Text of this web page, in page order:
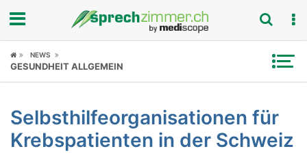
Fokus
Symptome
Untersuchungen
NEWS
GESUNDHEIT ALLGEMEIN
Selbsthilfeorganisationen für
Krebspatienten in der Schweiz